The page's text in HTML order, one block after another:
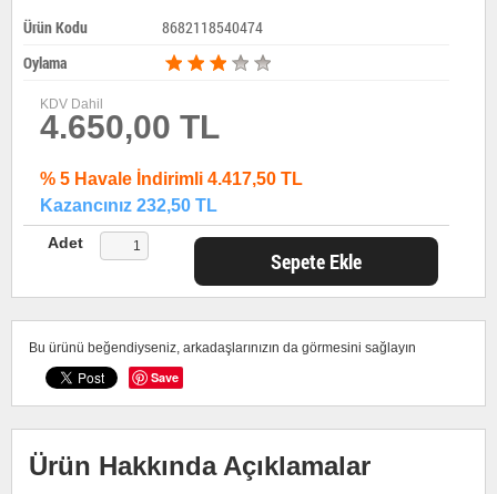
Ürün Kodu
8682118540474
Oylama
KDV Dahil
4.650,00 TL
% 5 Havale İndirimli 4.417,50 TL
Kazancınız 232,50 TL
Adet
Sepete Ekle
Bu ürünü beğendiyseniz, arkadaşlarınızın da görmesini sağlayın
Save
Ürün Hakkında Açıklamalar